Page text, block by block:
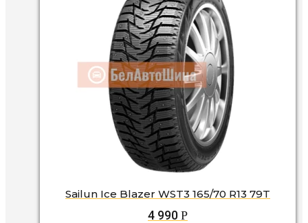
Sailun Ice Blazer WST3 165/70 R13 79T
4 990 Р